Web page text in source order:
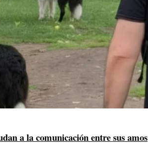
a la comunicación entre sus amos